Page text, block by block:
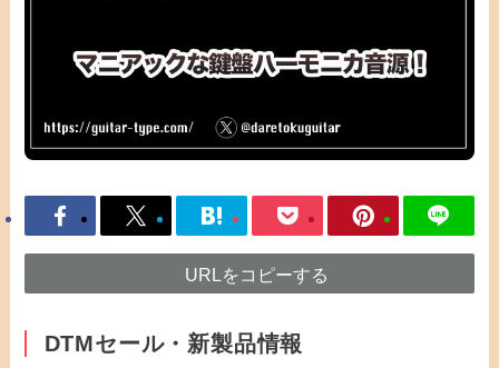
URLをコピーする
DTMセール・新製品情報